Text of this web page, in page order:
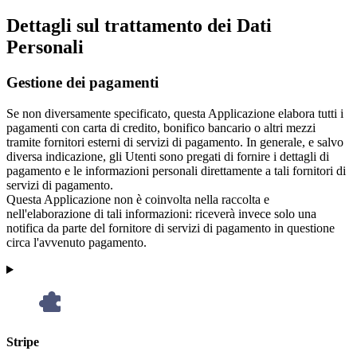
Dettagli sul trattamento dei Dati
Personali
Gestione dei pagamenti
Se non diversamente specificato, questa Applicazione elabora tutti i
pagamenti con carta di credito, bonifico bancario o altri mezzi
tramite fornitori esterni di servizi di pagamento. In generale, e salvo
diversa indicazione, gli Utenti sono pregati di fornire i dettagli di
pagamento e le informazioni personali direttamente a tali fornitori di
servizi di pagamento.
Questa Applicazione non è coinvolta nella raccolta e
nell'elaborazione di tali informazioni: riceverà invece solo una
notifica da parte del fornitore di servizi di pagamento in questione
circa l'avvenuto pagamento.
Stripe